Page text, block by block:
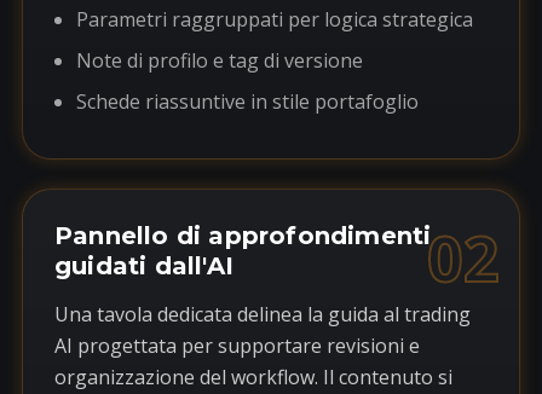
Parametri raggruppati per logica strategica
Note di profilo e tag di versione
Schede riassuntive in stile portafoglio
02
Pannello di approfondimenti
guidati dall'AI
Una tavola dedicata delinea la guida al trading
AI progettata per supportare revisioni e
organizzazione del workflow. Il contenuto si